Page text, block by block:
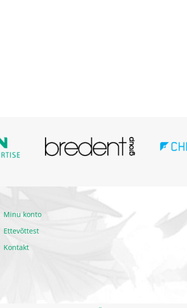
Minu konto
Ettevõttest
Kontakt